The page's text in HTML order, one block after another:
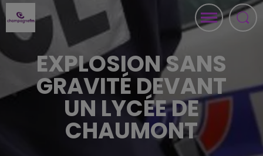
EXPLOSION SANS
GRAVITÉ DEVANT
UN LYCÉE DE
CHAUMONT